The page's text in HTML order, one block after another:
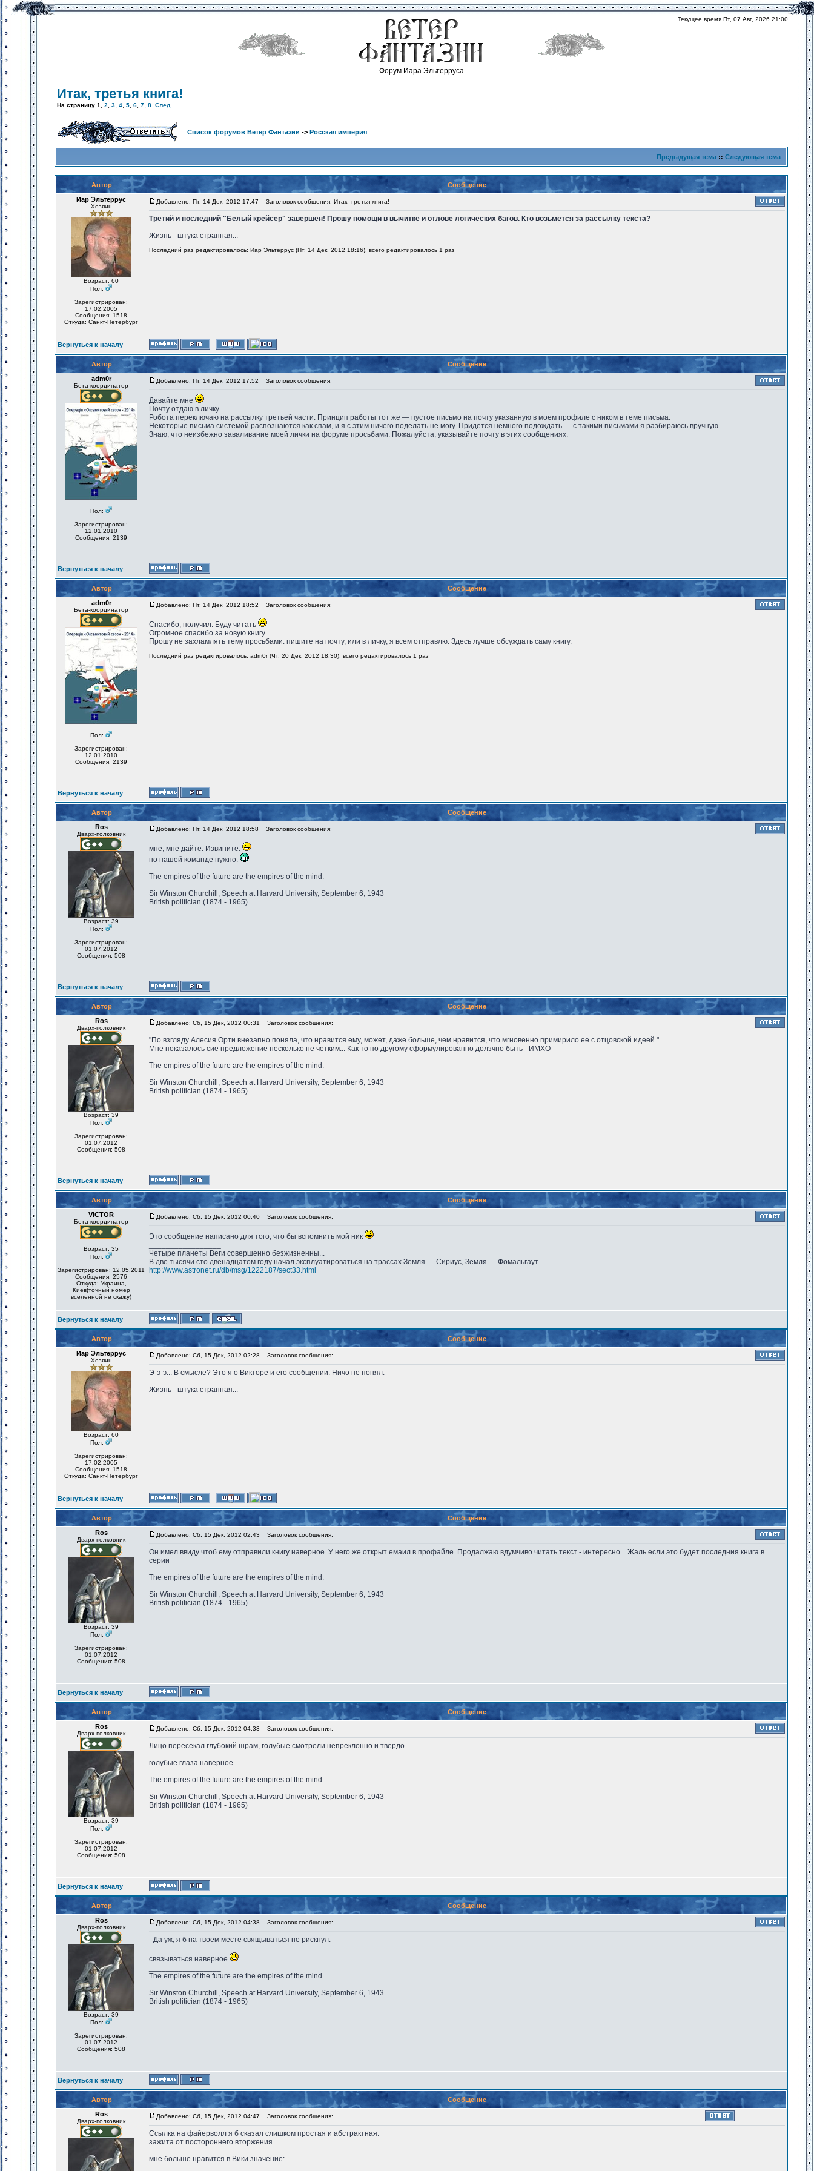
Форум Иара Эльтерруса
Текущее время Пт, 07 Авг, 2026 21:00
Итак, третья книга!
На страницу 1 2 3 4 5 6 7 8 След.
Список форумов Ветер Фантазии -> Росская империя
Предыдущая тема :: Следующая тема
Автор
Сообщение
Иар Эльтеррус
Хозяин
Возраст: 60
Пол:
Зарегистрирован:
17.02.2005
Сообщения: 1518
Откуда: Санкт-Петербург
Добавлено: Пт, 14 Дек, 2012 17:47 Заголовок сообщения: Итак, третья книга!
Третий и последний "Белый крейсер" завершен! Прошу помощи в вычитке и отлове логических багов. Кто возьмется за рассылку текста?
Жизнь - штука странная...
Последний раз редактировалось: Иар Эльтеррус (Пт, 14 Дек, 2012 18:16), всего редактировалось 1 раз
Вернуться к началу
Автор
Сообщение
adm0r
Бета-координатор
Пол:
Зарегистрирован:
12.01.2010
Сообщения: 2139
Добавлено: Пт, 14 Дек, 2012 17:52 Заголовок сообщения:
Давайте мне
Почту отдаю в личку.
Робота переключаю на рассылку третьей части. Принцип работы тот же — пустое письмо на почту указанную в моем профиле с ником в теме письма.
Некоторые письма системой распознаются как спам, и я с этим ничего поделать не могу. Придется немного подождать — с такими письмами я разбираюсь вручную.
Знаю, что неизбежно заваливание моей лички на форуме просьбами. Пожалуйста, указывайте почту в этих сообщениях.
Вернуться к началу
Автор
Сообщение
adm0r
Бета-координатор
Пол:
Зарегистрирован:
12.01.2010
Сообщения: 2139
Добавлено: Пт, 14 Дек, 2012 18:52 Заголовок сообщения:
Спасибо, получил. Буду читать
Огромное спасибо за новую книгу.
Прошу не захламлять тему просьбами: пишите на почту, или в личку, я всем отправлю. Здесь лучше обсуждать саму книгу.
Последний раз редактировалось: adm0r (Чт, 20 Дек, 2012 18:30), всего редактировалось 1 раз
Вернуться к началу
Автор
Сообщение
Ros
Дварх-полковник
Возраст: 39
Пол:
Зарегистрирован:
01.07.2012
Сообщения: 508
Добавлено: Пт, 14 Дек, 2012 18:58 Заголовок сообщения:
мне, мне дайте. Извините.
но нашей команде нужно.
The empires of the future are the empires of the mind.
Sir Winston Churchill, Speech at Harvard University, September 6, 1943
British politician (1874 - 1965)
Вернуться к началу
Автор
Сообщение
Ros
Дварх-полковник
Возраст: 39
Пол:
Зарегистрирован:
01.07.2012
Сообщения: 508
Добавлено: Сб, 15 Дек, 2012 00:31 Заголовок сообщения:
"По взгляду Алесия Орти внезапно поняла, что нравится ему, может, даже больше, чем нравится, что мгновенно примирило ее с отцовской идеей."
Мне показалось сие предложение несколько не четким... Как то по другому сформулированно долзчно быть - ИМХО
The empires of the future are the empires of the mind.
Sir Winston Churchill, Speech at Harvard University, September 6, 1943
British politician (1874 - 1965)
Вернуться к началу
Автор
Сообщение
VICTOR
Бета-координатор
Возраст: 35
Пол:
Зарегистрирован: 12.05.2011
Сообщения: 2576
Откуда: Украина,
Киев(точный номер
вселенной не скажу)
Добавлено: Сб, 15 Дек, 2012 00:40 Заголовок сообщения:
Это сообщение написано для того, что бы вспомнить мой ник
Четыре планеты Веги совершенно безжизненны...
В две тысячи сто двенадцатом году начал эксплуатироваться на трассах Земля — Сириус, Земля — Фомальгаут.
http://www.astronet.ru/db/msg/1222187/sect33.html
Вернуться к началу
Автор
Сообщение
Иар Эльтеррус
Хозяин
Возраст: 60
Пол:
Зарегистрирован:
17.02.2005
Сообщения: 1518
Откуда: Санкт-Петербург
Добавлено: Сб, 15 Дек, 2012 02:28 Заголовок сообщения:
Э-э-э... В смысле? Это я о Викторе и его сообщении. Ничо не понял.
Жизнь - штука странная...
Вернуться к началу
Автор
Сообщение
Ros
Дварх-полковник
Возраст: 39
Пол:
Зарегистрирован:
01.07.2012
Сообщения: 508
Добавлено: Сб, 15 Дек, 2012 02:43 Заголовок сообщения:
Он имел ввиду чтоб ему отправили книгу наверное. У него же открыт емаил в профайле. Продалжаю вдумчиво читать текст - интересно... Жаль если это будет последния книга в
серии
The empires of the future are the empires of the mind.
Sir Winston Churchill, Speech at Harvard University, September 6, 1943
British politician (1874 - 1965)
Вернуться к началу
Автор
Сообщение
Ros
Дварх-полковник
Возраст: 39
Пол:
Зарегистрирован:
01.07.2012
Сообщения: 508
Добавлено: Сб, 15 Дек, 2012 04:33 Заголовок сообщения:
Лицо пересекал глубокий шрам, голубые смотрели непреклонно и твердо.
голубые глаза наверное...
The empires of the future are the empires of the mind.
Sir Winston Churchill, Speech at Harvard University, September 6, 1943
British politician (1874 - 1965)
Вернуться к началу
Автор
Сообщение
Ros
Дварх-полковник
Возраст: 39
Пол:
Зарегистрирован:
01.07.2012
Сообщения: 508
Добавлено: Сб, 15 Дек, 2012 04:38 Заголовок сообщения:
- Да уж, я б на твоем месте свящываться не рискнул.
связываться наверное
The empires of the future are the empires of the mind.
Sir Winston Churchill, Speech at Harvard University, September 6, 1943
British politician (1874 - 1965)
Вернуться к началу
Автор
Сообщение
Ros
Дварх-полковник
Добавлено: Сб, 15 Дек, 2012 04:47 Заголовок сообщения:
Ссылка на файерволл я б сказал слишком простая и абстрактная:
зажита от постороннего вторжения.
мне больше нравится в Вики значение: